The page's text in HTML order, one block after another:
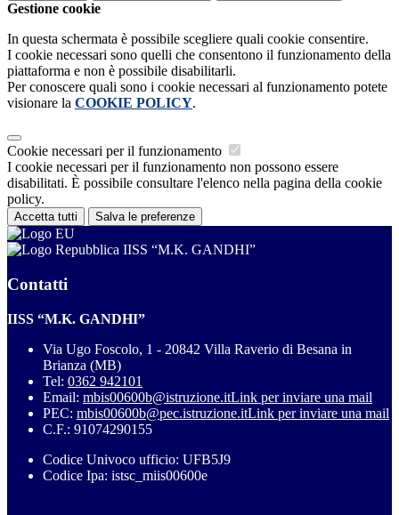
Gestione cookie
In questa schermata è possibile scegliere quali cookie consentire.
I cookie necessari sono quelli che consentono il funzionamento della
piattaforma e non è possibile disabilitarli.
Per conoscere quali sono i cookie necessari al funzionamento potete
visionare la COOKIE POLICY.
Cookie necessari per il funzionamento
I cookie necessari per il funzionamento non possono essere
disabilitati. È possibile consultare l'elenco nella pagina della cookie
policy.
Accetta tutti Salva le preferenze
IISS “M.K. GANDHI”
Contatti
IISS “M.K. GANDHI”
Via Ugo Foscolo, 1 - 20842 Villa Raverio di Besana in
Brianza (MB)
Tel: 0362 942101
Email: mbis00600b@istruzione.itLink per inviare una mail
PEC: mbis00600b@pec.istruzione.itLink per inviare una mail
C.F.: 91074290155
Codice Univoco ufficio: UFB5J9
Codice Ipa: istsc_miis00600e